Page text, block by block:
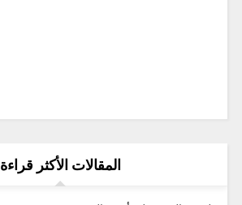
المقالات الأكثر قراءة